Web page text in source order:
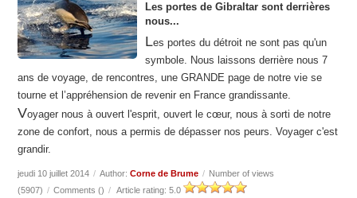
Les portes de Gibraltar sont derrières
nous...
Les portes du détroit ne sont pas qu'un
symbole. Nous laissons derrière nous 7
ans de voyage, de rencontres, une GRANDE page de notre vie se
tourne et l’appréhension de revenir en France grandissante.
Voyager nous à ouvert l'esprit, ouvert le cœur, nous à sorti de notre
zone de confort, nous a permis de dépasser nos peurs. Voyager c'est
grandir.
jeudi 10 juillet 2014 / Author:Corne de Brume / Number of views
(5907) / Comments () / Article rating: 5.0